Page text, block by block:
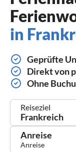
in
Geprüfte
Direkt von
Ohne
Reiseziel
Anreise